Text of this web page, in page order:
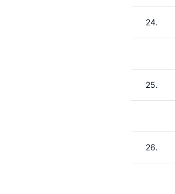
24.
25.
26.